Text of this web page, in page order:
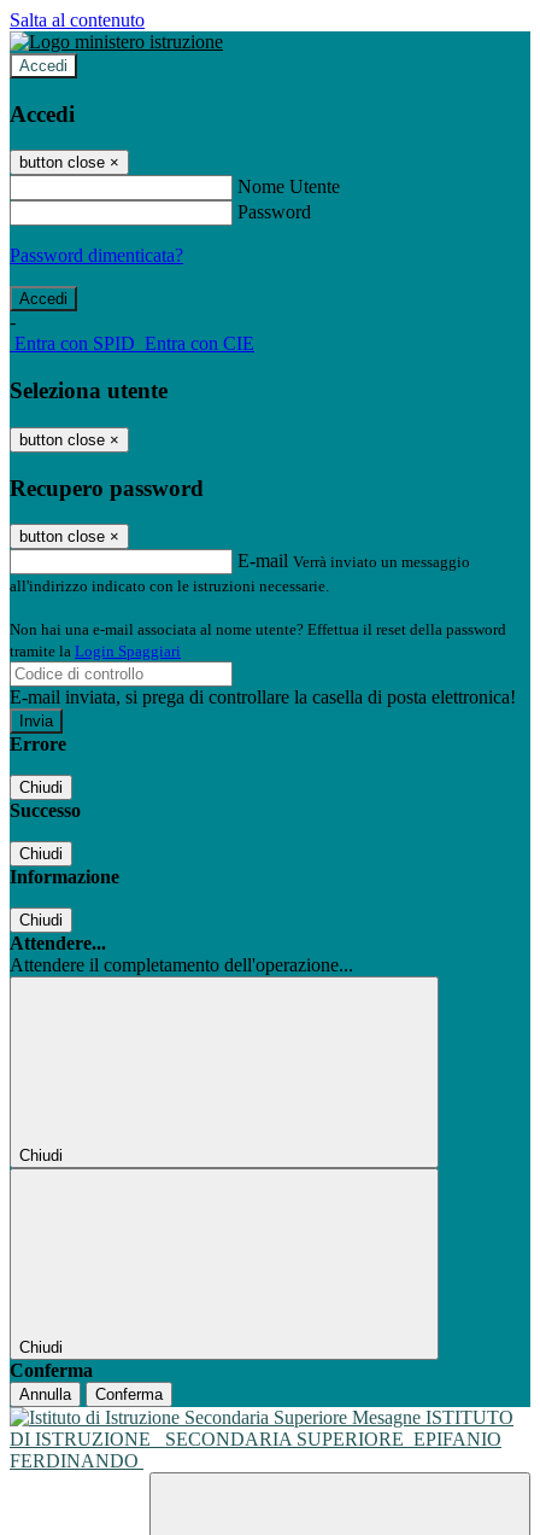
Salta al contenuto
Accedi
Accedi
button close ×
Nome Utente
Password
Password dimenticata?
-
Entra con SPID Entra con CIE
Seleziona utente
button close ×
Recupero password
button close ×
E-mail Verrà inviato un messaggio
all'indirizzo indicato con le istruzioni necessarie.
Non hai una e-mail associata al nome utente? Effettua il reset della password
tramite la Login Spaggiari
E-mail inviata, si prega di controllare la casella di posta elettronica!
Errore
Chiudi
Successo
Chiudi
Informazione
Chiudi
Attendere...
Attendere il completamento dell'operazione...
Chiudi
Chiudi
Conferma
Annulla Conferma
ISTITUTO
DI ISTRUZIONE
SECONDARIA SUPERIORE EPIFANIO
FERDINANDO